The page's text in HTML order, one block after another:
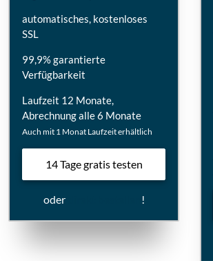
automatisches, kostenloses
SSL
99,9% garantierte
Verfügbarkeit
Laufzeit 12 Monate,
Abrechnung alle 6 Monate
Auch mit 1 Monat Laufzeit erhältlich
14 Tage gratis testen
oder !